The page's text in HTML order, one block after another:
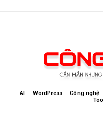
AI WordPress Công nghệ